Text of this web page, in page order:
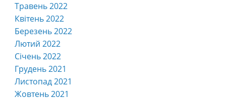
Травень 2022
Квітень 2022
Березень 2022
Лютий 2022
Січень 2022
Грудень 2021
Листопад 2021
Жовтень 2021